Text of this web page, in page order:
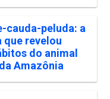
cauda-peluda: a
que revelou
do animal
Amazônia